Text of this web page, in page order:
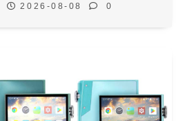
2026-08-08 0